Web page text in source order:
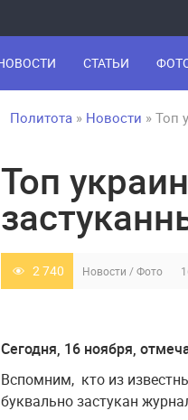
СТАТЬИ
Политота » Новости » Топ
Топ
2 740 Новости /Фото
Сегодня, 16 ноября,
Вспомним, кто из
буквально застукан